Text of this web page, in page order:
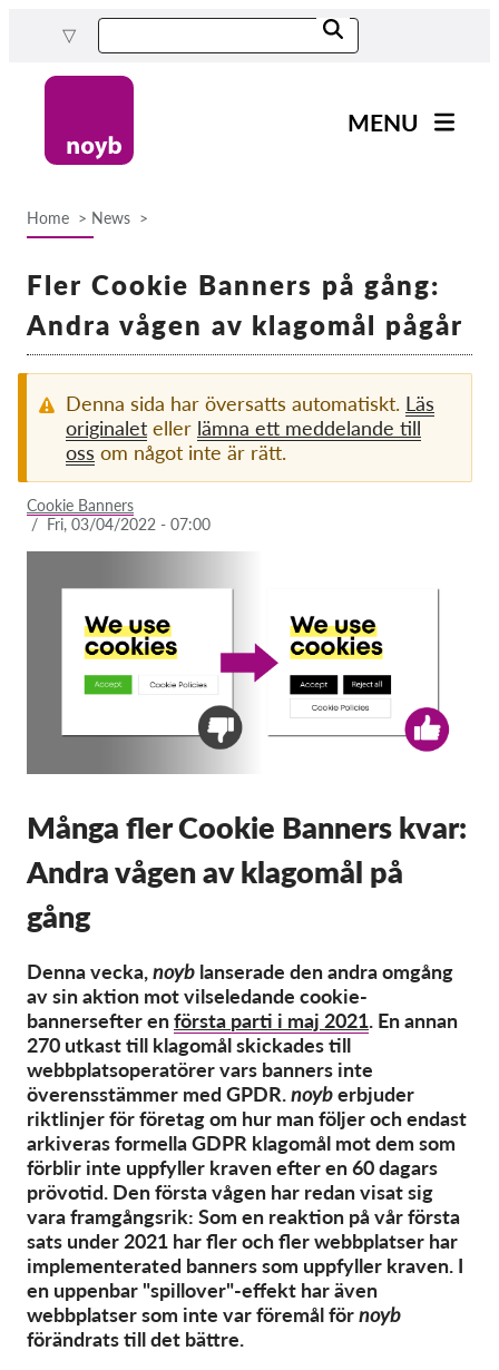
content
MENU
Exercise your rights!
Sponsorship
Tax deductability
Member Login
FAQs
Collective Redress
OnionShare
Media
Contact
GDPRhub
Home News
Fler Cookie Banners på gång:
Andra vågen av klagomål pågår
Denna sida har översatts automatiskt. Läs
originalet eller lämna ett meddelande till
oss om något inte är rätt.
Cookie Banners
/ Fri, 03/04/2022 - 07:00
Många fler Cookie Banners kvar:
Andra vågen av klagomål på
gång
Denna vecka,noyb lanserade den andraomgång
av sinaktion mot vilseledande cookie-
bannersefter enförsta parti i maj 2021. En annan
270 utkast till klagomål skickades till
webbplatsoperatörervars banners inte
överensstämmer med GPDR.noyberbjuder
riktlinjer förföretagom hur man följerochendast
arkiverasformella GDPR klagomål mot dem som
förblir inte uppfyller kravenefter en60 dagars
prövotid. Den första vågen har redan visat sig
varaframgångsrik: Som en reaktion på vår första
sats under 2021 har fler och fler webbplatser har
implementerated banners som uppfyller kraven. I
en uppenbar "spillover"-effekt har även
webbplatser som inte var föremål förnoyb
förändrats till det bättre.